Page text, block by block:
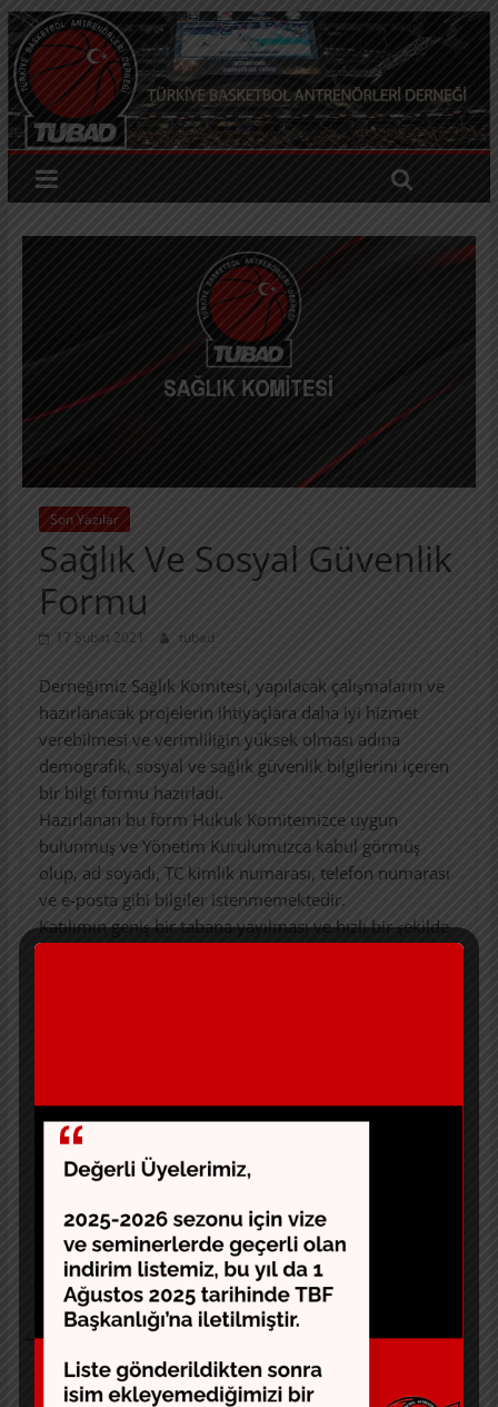
Son Yazılar
Sağlık Ve Sosyal Güvenlik
Formu
17 Şubat 2021 tubad
Derneğimiz Sağlık Komitesi, yapılacak çalışmaların ve
hazırlanacak projelerin ihtiyaçlara daha iyi hizmet
verebilmesi ve verimliliğin yüksek olması adına
demografik, sosyal ve sağlık güvenlik bilgilerini içeren
bir bilgi formu hazırladı.
Hazırlanan bu form Hukuk Komitemizce uygun
bulunmuş ve Yönetim Kurulumuzca kabul görmüş
olup, ad soyadı, TC kimlik numarası, telefon numarası
ve e-posta gibi bilgiler istenmemektedir.
Katılımın geniş bir tabana yayılması ve hızlı bir şekilde
Formu doldurmak için
lütfen tıklayınız.
Teşekkür ederiz.
←Marmara Bölgesindeydik